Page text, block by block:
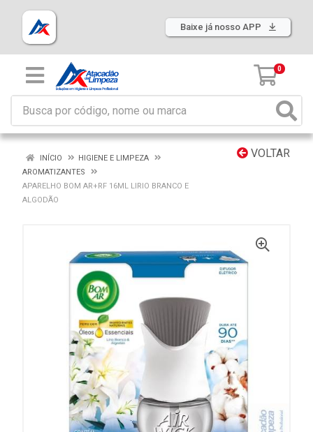
Baixe já nosso APP
0
VOLTAR
INÍCIO
HIGIENE E LIMPEZA
AROMATIZANTES
APARELHO BOM AR+RF 16ML LIRIO BRANCO E
ALGODÃO